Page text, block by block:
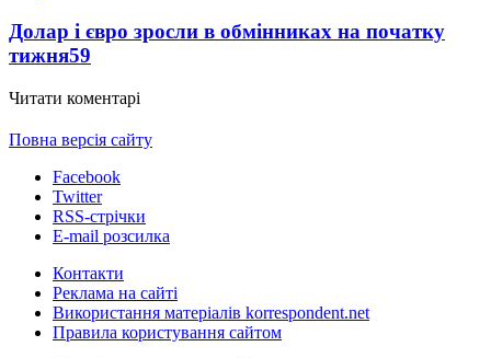
Долар і євро зросли в обмінниках на початку
тижня59
Читати коментарі
Повна версія сайту
Facebook
Twitter
RSS-стрічки
E-mail розсилка
Контакти
Реклама на сайті
Використання матеріалів korrespondent.net
Правила користування сайтом